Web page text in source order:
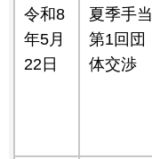
令和8
年5月
22日
夏季手当
第1回団
体交渉